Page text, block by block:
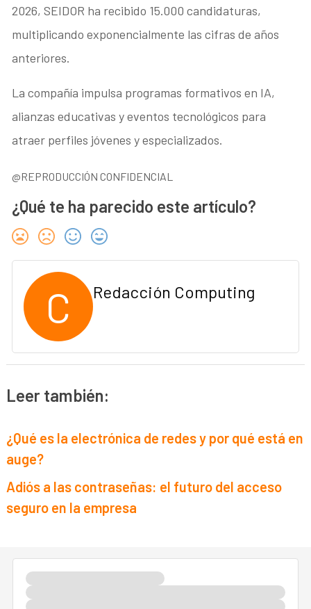
2026, SEIDOR ha recibido 15.000 candidaturas,
multiplicando exponencialmente las cifras de años
anteriores.
La compañía impulsa programas formativos en IA,
alianzas educativas y eventos tecnológicos para
atraer perfiles jóvenes y especializados.
@REPRODUCCIÓN CONFIDENCIAL
¿Qué te ha parecido este artículo?
C Redacción Computing
Leer también:
¿Qué es la electrónica de redes y por qué está en
auge?
Adiós a las contraseñas: el futuro del acceso
seguro en la empresa